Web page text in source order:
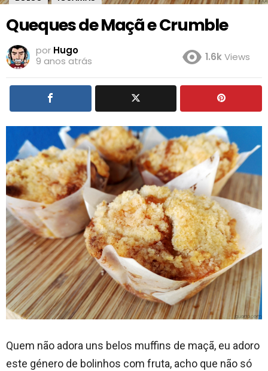
Queques de Maçã e Crumble
por Hugo
9 anos atrás
1.6kViews
Quem não adora uns belos muffins de maçã, eu adoro
este género de bolinhos com fruta, acho que não só